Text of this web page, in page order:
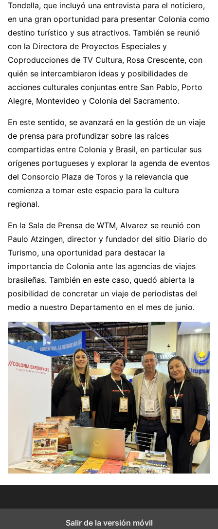
Tondella, que incluyó una entrevista para el noticiero,
en una gran oportunidad para presentar Colonia como
destino turístico y sus atractivos. También se reunió
con la Directora de Proyectos Especiales y
Coproducciones de TV Cultura, Rosa Crescente, con
quién se intercambiaron ideas y posibilidades de
acciones culturales conjuntas entre San Pablo, Porto
Alegre, Montevideo y Colonia del Sacramento.
En este sentido, se avanzará en la gestión de un viaje
de prensa para profundizar sobre las raíces
compartidas entre Colonia y Brasil, en particular sus
orígenes portugueses y explorar la agenda de eventos
del Consorcio Plaza de Toros y la relevancia que
comienza a tomar este espacio para la cultura
regional.
En la Sala de Prensa de WTM, Alvarez se reunió con
Paulo Atzingen, director y fundador del sitio Diario do
Turismo, una oportunidad para destacar la
importancia de Colonia ante las agencias de viajes
brasileñas. También en este caso, quedó abierta la
posibilidad de concretar un viaje de periodistas del
medio a nuestro Departamento en el mes de junio.
Salir de la versión móvil